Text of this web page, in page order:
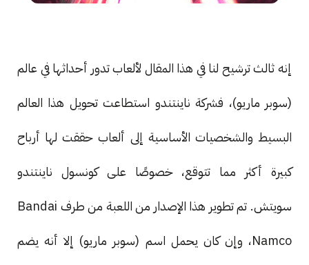
إنه ثالث ترشيح لنا في هذا المقال لألعاب تدور أحداثها في عالم
(سوبر ماريو)، فشركة ناينتندو استطاعت تحويل هذا العالم
البسيط والشخصيات الأساسية إلى ألعاب حققت لها أرباح
كبيرة أكثر مما تتوقع، خصوصًا على كونسول ناينتندو
سويتش. تم تطوير هذا الإصدار من اللعبة من طرف Bandai
Namco، وإن كان يحمل اسم (سوبر ماريو) إلا أنه يضم